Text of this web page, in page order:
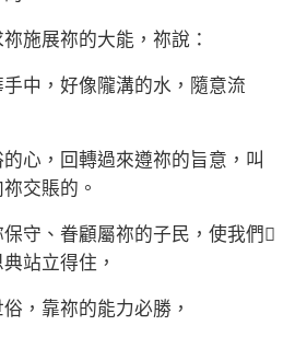
展祢的大能，祢說：
，好像隴溝的水，隨意流
，回轉過來遵祢的旨意，叫
交賬的。
、眷顧屬祢的子民，使我們
站立得住，
靠祢的能力必勝，